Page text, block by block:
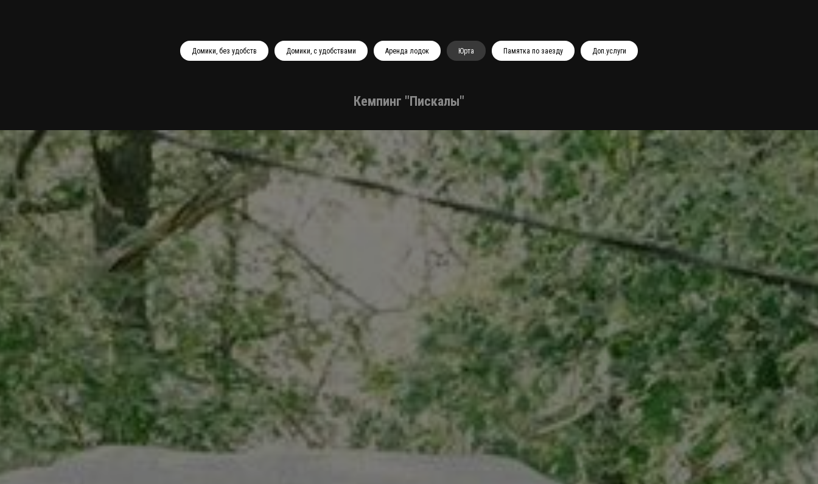
Домики, без удобств Домики, с удобствами Аренда лодок Юрта Памятка по заезду Доп.услуги
Кемпинг "Пискалы"